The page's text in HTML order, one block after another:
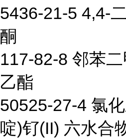
5436-21-5 4,4-
酮
117-82-8 邻苯
乙酯
50525-27-4 氯
啶)钌(II) 六水合